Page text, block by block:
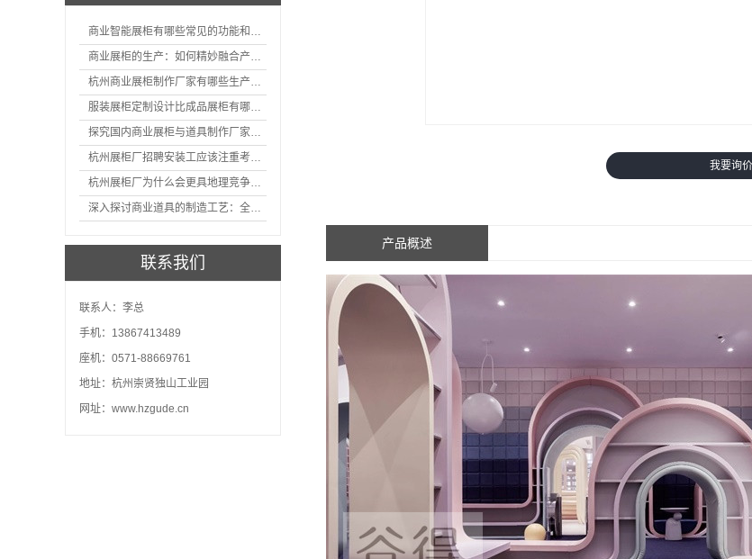
商业智能展柜有哪些常见的功能和神奇之处
商业展柜的生产：如何精妙融合产品特性的艺术探索
杭州商业展柜制作厂家有哪些生产的优势？
服装展柜定制设计比成品展柜有哪些优势
探究国内商业展柜与道具制作厂家的技术实力如何
杭州展柜厂招聘安装工应该注重考核哪些方面技能
杭州展柜厂为什么会更具地理竞争优势？
深入探讨商业道具的制造工艺：全面分析从设计到维护的各个环节。
联系我们
联系人：李总
手机：13867413489
座机：0571-88669761
地址：杭州崇贤独山工业园
网址：www.hzgude.cn
我要询价
产品概述